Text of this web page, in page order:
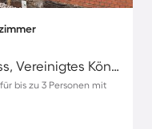
Pitlochry, Perth und Kinross, Vereinigtes Königreich
bis zu 3 Personen mit